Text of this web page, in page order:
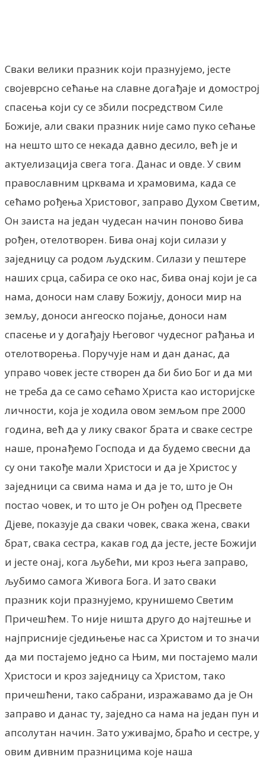
Сваки велики празник који празнујемо, јесте
својеврсно сећање на славне догађаје и домострој
спасења који су се збили посредством Силе
Божије, али сваки празник није само пуко сећање
на нешто што се некада давно десило, већ је и
актуелизација свега тога. Данас и овде. У свим
православним црквама и храмовима, када се
сећамо рођења Христовог, заправо Духом Светим,
Он заиста на један чудесан начин поново бива
рођен, отелотворен. Бива онај који силази у
заједницу са родом људским. Силази у пештере
наших срца, сабира се око нас, бива онај који је са
нама, доноси нам славу Божију, доноси мир на
земљу, доноси ангеоско појање, доноси нам
спасење и у догађају Његовог чудесног рађања и
отелотворења. Поручује нам и дан данас, да
управо човек јесте створен да би био Бог и да ми
не треба да се само сећамо Христа као историјске
личности, која је ходила овом земљом пре 2000
година, већ да у лику сваког брата и сваке сестре
наше, пронађемо Господа и да будемо свесни да
су они такође мали Христоси и да је Христос у
заједници са свима нама и да је то, што је Он
постао човек, и то што је Он рођен од Пресвете
Дјеве, показује да сваки човек, свака жена, сваки
брат, свака сестра, какав год да јесте, јесте Божији
и јесте онај, кога љубећи, ми кроз њега заправо,
љубимо самога Живога Бога. И зато сваки
празник који празнујемо, крунишемо Светим
Причешћем. То није ништа друго до најтешње и
најприсније сједињење нас са Христом и то значи
да ми постајемо једно са Њим, ми постајемо мали
Христоси и кроз заједницу са Христом, тако
причешћени, тако сабрани, изражавамо да је Он
заправо и данас ту, заједно са нама на један пун и
апсолутан начин. Зато уживајмо, браћо и сестре, у
овим дивним празницима које наша